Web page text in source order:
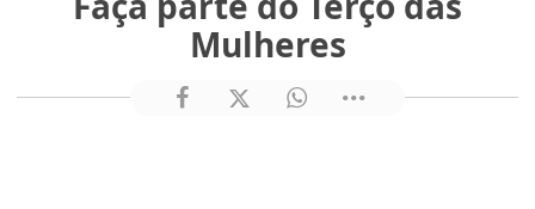
Mulheres